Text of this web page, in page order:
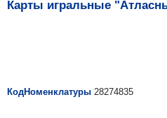
Карты игральные
КодНоменклатуры 28274835